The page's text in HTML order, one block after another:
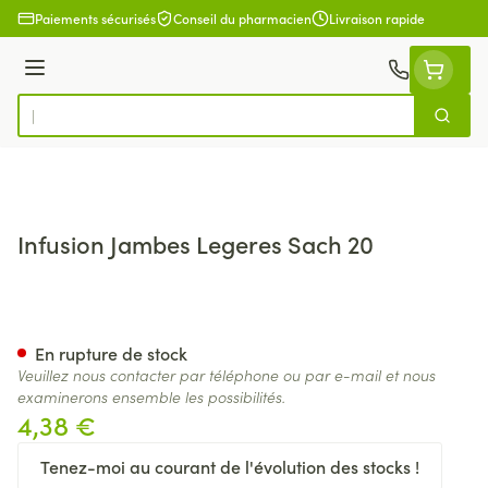
Aller au contenu
Paiements sécurisés Conseil du pharmacien Livraison rapide
Menu
Rechercher
Infusion Jambes Legeres Sach 20
4,38 €
Tenez-moi au courant de l'évolution des stocks !
En rupture de stock
Veuillez nous contacter par téléphone ou par e-mail et nous
examinerons ensemble les possibilités.